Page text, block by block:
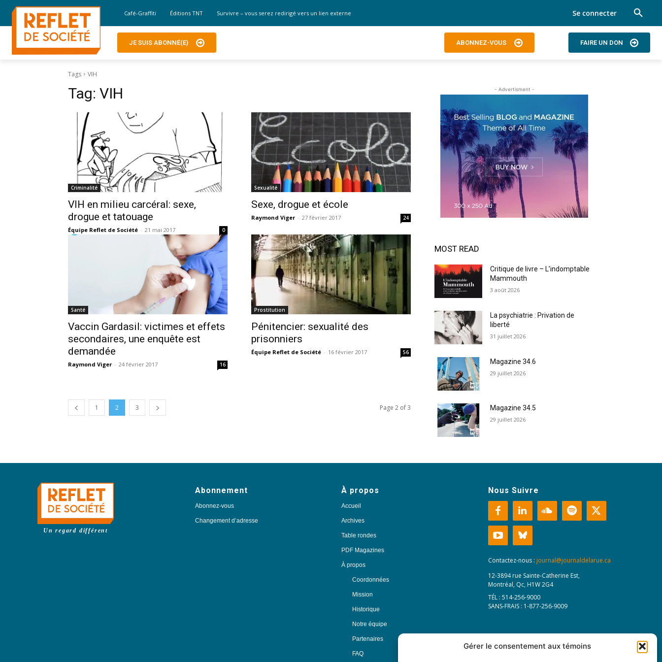
Gérer le consentement aux témoins
Café-Graffiti Éditions TNT Survivre – vous serez redirigé vers un lien externe Se connecter
JE SUIS ABONNÉ(E) ABONNEZ-VOUS FAIRE UN DON
Tags VIH
Tag: VIH
Criminalité
VIH en milieu carcéral: sexe,
drogue et tatouage
Équipe Reflet de Société - 21 mai 2017 0
Sexualité
Sexe, drogue et école
Raymond Viger - 27 février 2017 24
Santé
Vaccin Gardasil: victimes et effets
secondaires, une enquête est
demandée
Raymond Viger - 24 février 2017 16
Prostitution
Pénitencier: sexualité des
prisonniers
Équipe Reflet de Société - 16 février 2017 56
1 2 3 Page 2 of 3
- Advertisment -
MOST READ
Critique de livre – L’indomptable
Mammouth
3 août 2026
La psychiatrie : Privation de
liberté
31 juillet 2026
Magazine 34.6
29 juillet 2026
Magazine 34.5
29 juillet 2026
Un regard différent
Abonnement
Abonnez-vous
Changement d’adresse
À propos
Accueil
Archives
Table rondes
PDF Magazines
À propos
Coordonnées
Mission
Historique
Notre équipe
Partenaires
FAQ
Nous Suivre
Contactez-nous : journal@journaldelarue.ca
12-3894 rue Sainte-Catherine Est,
Montréal, Qc, H1W 2G4
TÉL : 514-256-9000
SANS-FRAIS : 1-877-256-9009